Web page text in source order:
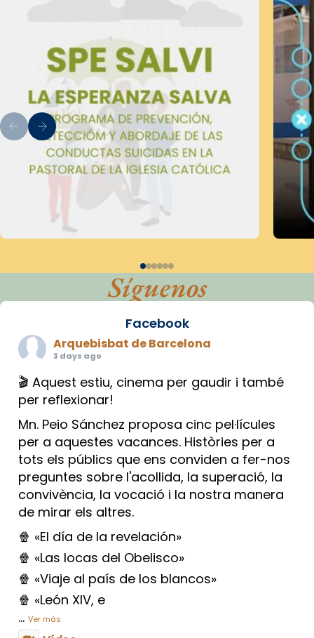
Síguenos
Facebook
Arquebisbat de Barcelona
3 days ago
🎬 Aquest estiu, cinema per gaudir i també
per reflexionar!
Mn. Peio Sánchez proposa cinc pel·lícules
per a aquestes vacances. Històries per a
tots els públics que ens conviden a fer-nos
preguntes sobre l'acollida, la superació, la
convivència, la vocació i la nostra manera
de mirar els altres.
🍿 «El día de la revelación»
🍿 «Las locas del Obelisco»
🍿 «Viaje al país de los blancos»
🍿 «León XIV, e
... Ver más